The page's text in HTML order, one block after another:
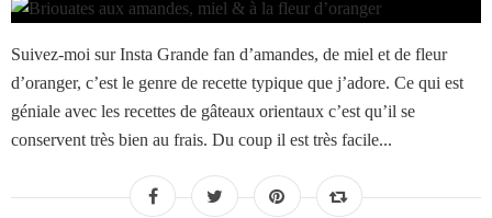
Suivez-moi sur Insta Grande fan d’amandes, de miel et de fleur
d’oranger, c’est le genre de recette typique que j’adore. Ce qui est
géniale avec les recettes de gâteaux orientaux c’est qu’il se
conservent très bien au frais. Du coup il est très facile...